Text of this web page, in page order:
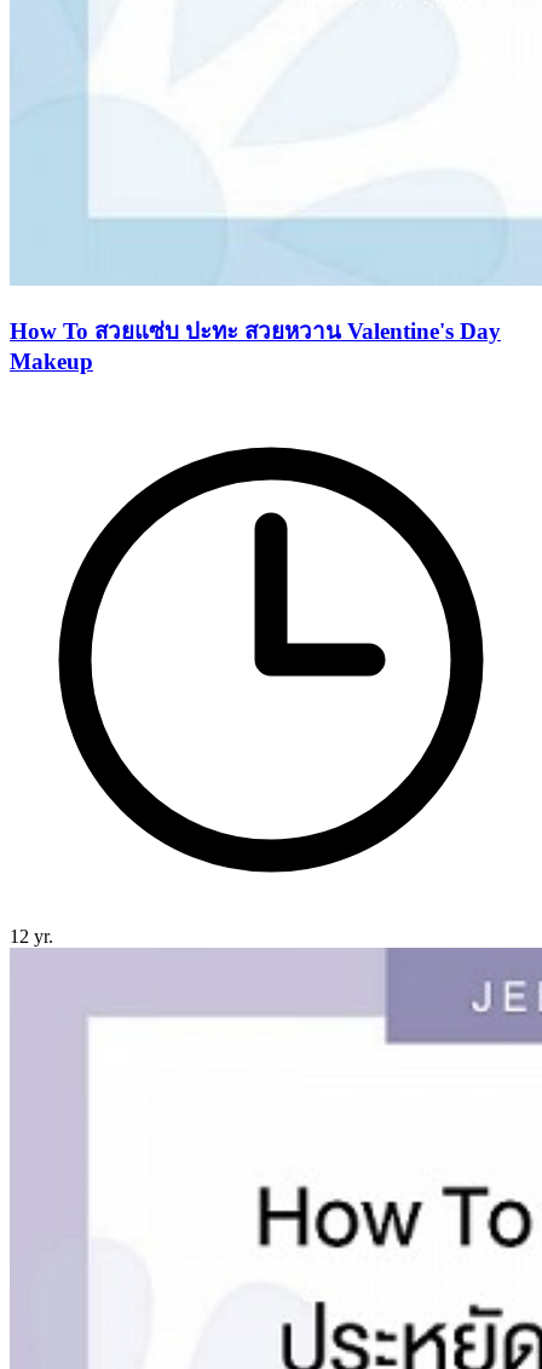
How To สวยแซ่บ ปะทะ สวยหวาน Valentine's Day
Makeup
12 yr.